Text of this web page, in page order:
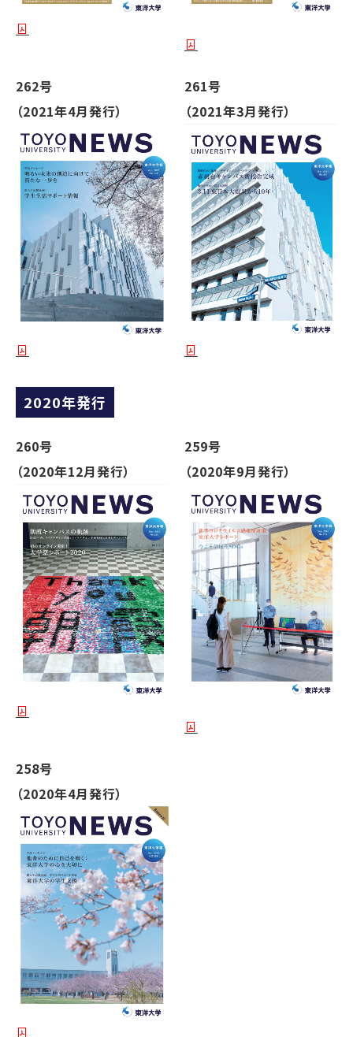
262号
（2021年4月発行）
261号
（2021年3月発行）
2020年発行
260号
（2020年12月発行）
259号
（2020年9月発行）
258号
（2020年4月発行）